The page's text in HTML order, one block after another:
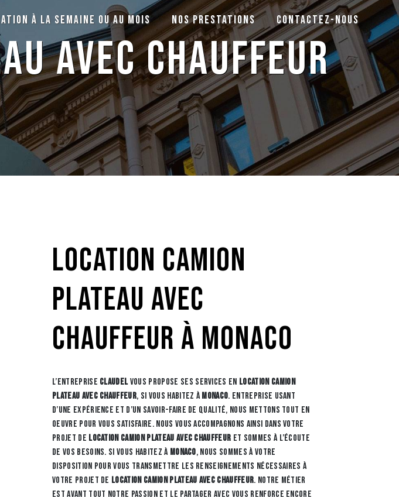
à la semaine ou au mois Nos prestations Contactez-nous
avec chauffeur
location camion
plateau avec
chauffeur à Monaco
L’entreprise CLAUDELvous propose ses services en location camion
plateau avec chauffeur, si vous habitez àMonaco. Entreprise usant
d’une expérience et d’un savoir-faire de qualité, nous mettons tout en
oeuvre pour vous satisfaire. Nous vous accompagnons ainsi dans votre
projet de location camion plateau avec chauffeur et sommes à l’écoute
de vos besoins. Si vous habitez à Monaco, nous sommes à votre
disposition pour vous transmettre les renseignements nécessaires à
votre projet de location camion plateau avec chauffeur. Notre métier
est avant tout notre passion et le partager avec vous renforce encore